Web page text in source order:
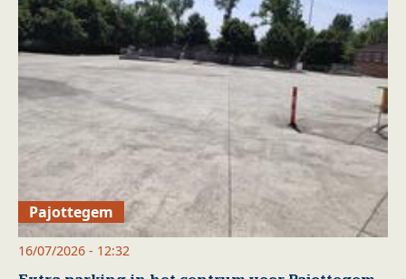
Pajottegem
16/07/2026 - 12:32